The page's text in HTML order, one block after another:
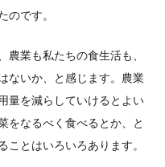
のです。
農業も私たちの食生活も、
ないか、と感じます。農業
量を減らしていけるとよい
をなるべく食べるとか、と
ことはいろいろあります。